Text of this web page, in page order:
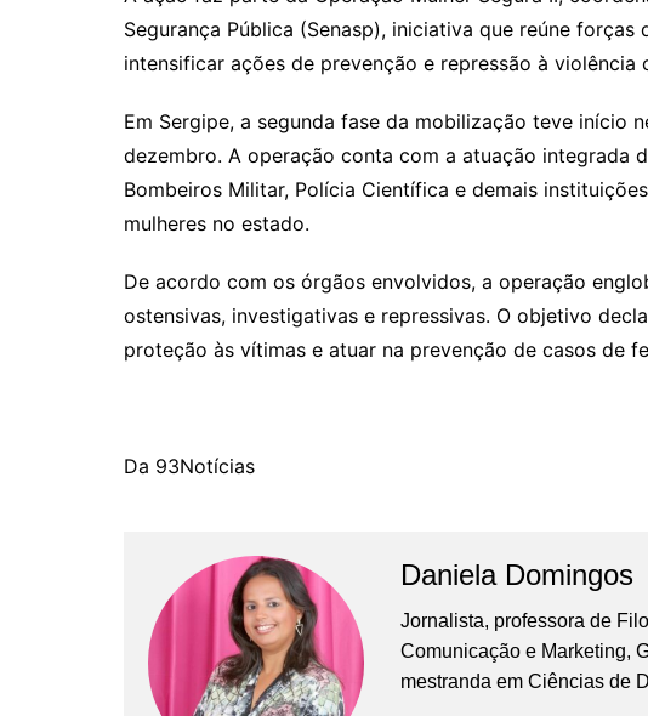
Segurança Pública (Senasp), iniciativa que reúne
intensificar ações de prevenção e repressão à violência
Em Sergipe, a segunda fase da mobilização teve início
dezembro. A operação conta com a atuação integrada
Bombeiros Militar, Polícia Científica e demais
mulheres no estado.
De acordo com os órgãos envolvidos, a operação
ostensivas, investigativas e repressivas. O objetivo
proteção às vítimas e atuar na prevenção de casos de
Da 93Notícias
Daniela Domingos
Jornalista, professora de
Comunicação e Marketing,
mestranda em Ciências de